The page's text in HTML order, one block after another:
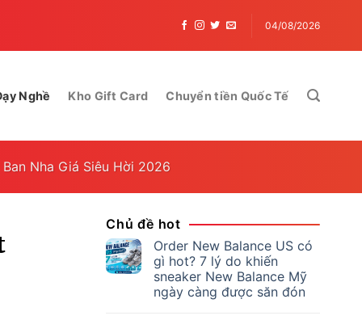
lợi – Gửi hàng đi Mỹ dễ dàng cùng THĂNG LONG Logistics 2025
04/08/2026
Nghề Kho Gift Card Chuyển tiền Quốc Tế
Nha Giá Siêu Hời 2026
Chủ đề hot
Order New Balance US có
gì hot? 7 lý do khiến
sneaker New Balance Mỹ
ngày càng được săn đón